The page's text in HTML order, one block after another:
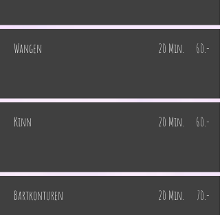
Wangen 20 Min. 60.-
Kinn 20 Min. 60.-
Bartkonturen 20 Min. 70.-